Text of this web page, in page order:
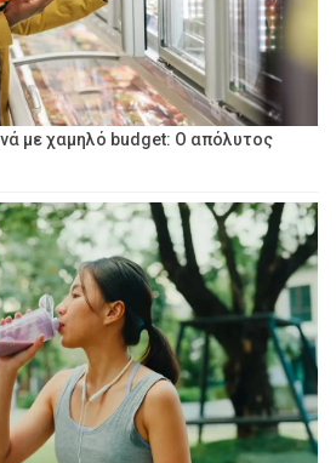
με χαμηλό budget: Ο απόλυτος